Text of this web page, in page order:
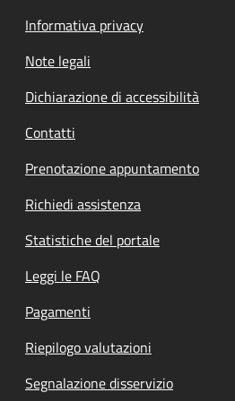
Informativa privacy
Note legali
Dichiarazione di accessibilità
Contatti
Prenotazione appuntamento
Richiedi assistenza
Statistiche del portale
Leggi le FAQ
Pagamenti
Riepilogo valutazioni
Segnalazione disservizio